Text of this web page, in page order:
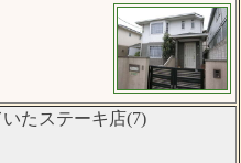
たステーキ店(7)